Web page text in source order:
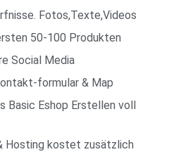
Fotos,Texte,Videos
50-100 Produkten
Social Media
formular & Map
Basic Eshop Erstellen voll
Hosting kostet zusätzlich